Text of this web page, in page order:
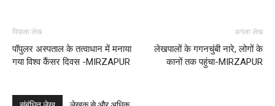
पिछला लेख
पॉपुलर अस्पताल के तत्वाधान में मनाया
गया विश्व कैंसर दिवस -MIRZAPUR
अगला लेख
लेखपालों के गगनचुंबी नारे, लोगों के
कानों तक पहुंचा-MIRZAPUR